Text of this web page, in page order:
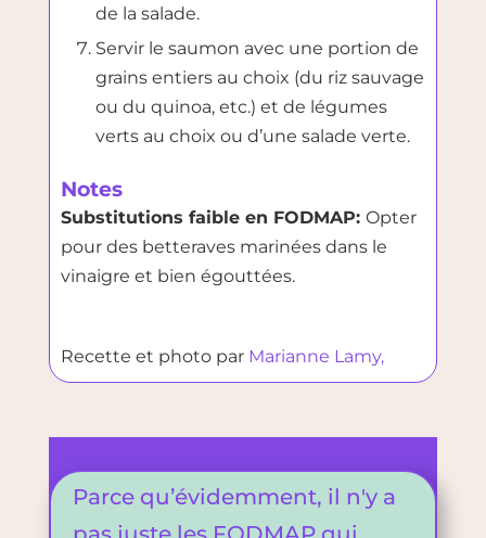
de la salade.
Servir le saumon avec une portion de
grains entiers au choix (du riz sauvage
ou du quinoa, etc.) et de légumes
verts au choix ou d’une salade verte.
Notes
Substitutions faible en FODMAP: Opter
pour des betteraves marinées dans le
vinaigre et bien égouttées.
Recette et photo par Marianne Lamy,
Parce qu’évidemment, il n'y a